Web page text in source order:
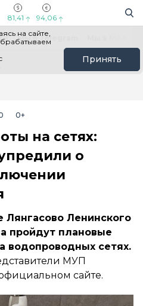
81,41 94,06
на сайте,
Принять
Мы в Telegram
0+
на сетях:
о
Лянгасово Ленинского
пройдут плановые
водопроводных сетях.
МУП
сайте.